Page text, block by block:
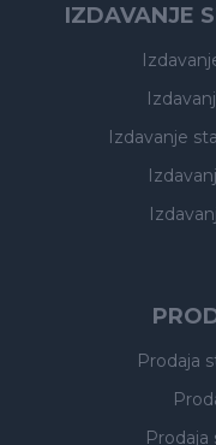
IZDAVANJE
Izdavanje
Prodaja
Prodaja